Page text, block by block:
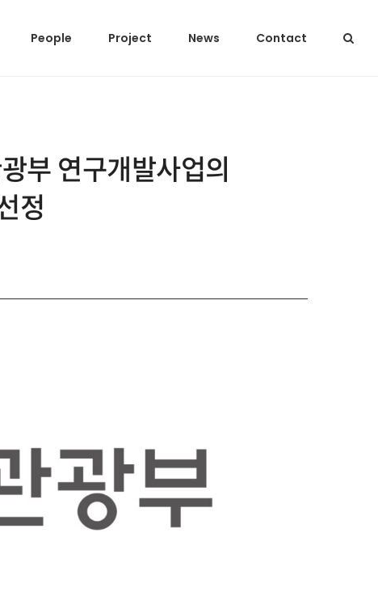
People Project News Contact
부 연구개발사업의
정